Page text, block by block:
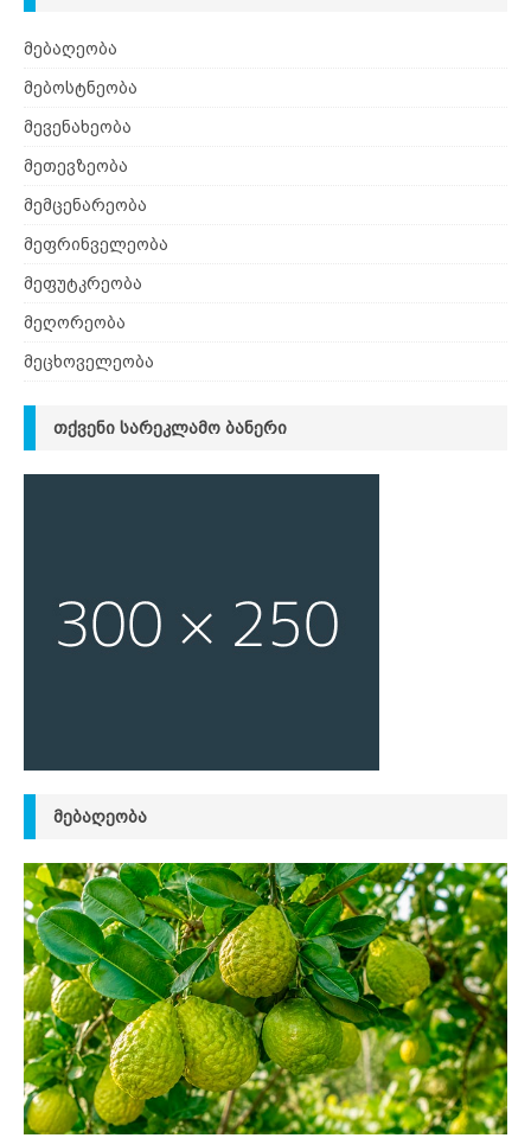
მებაღეობა
მებოსტნეობა
მევენახეობა
მეთევზეობა
მემცენარეობა
მეფრინველეობა
მეფუტკრეობა
მეღორეობა
მეცხოველეობა
ᲗᲥᲕᲔᲜᲘ ᲡᲐᲠᲔᲙᲚᲐᲛᲝ ᲑᲐᲜᲔᲠᲘ
ᲛᲔᲑᲐᲦᲔᲝᲑᲐ